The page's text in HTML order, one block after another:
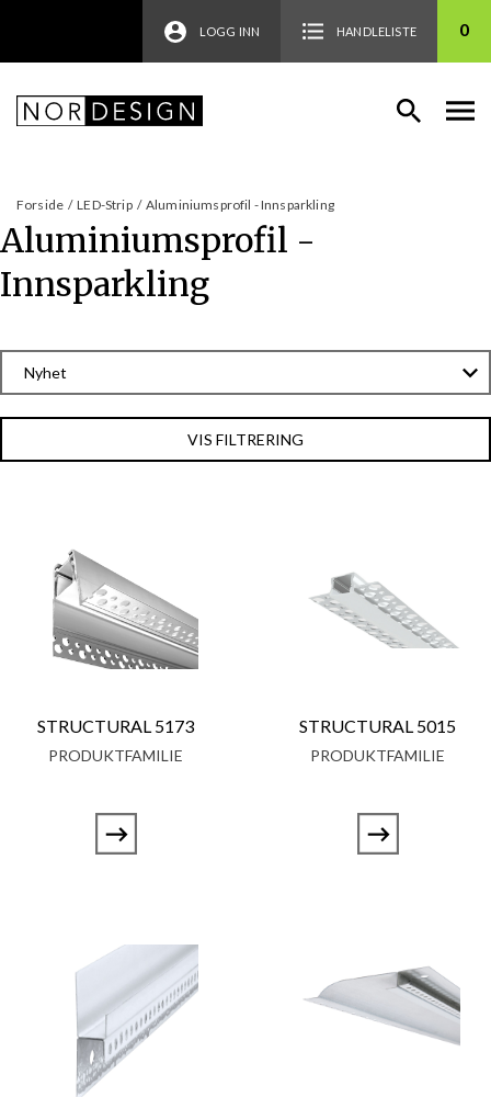
LOGG INN HANDLELISTE 0
Forside / LED-Strip / Aluminiumsprofil - Innsparkling
Aluminiumsprofil -
Innsparkling
VIS FILTRERING
STRUCTURAL 5173
PRODUKTFAMILIE
STRUCTURAL 5015
PRODUKTFAMILIE